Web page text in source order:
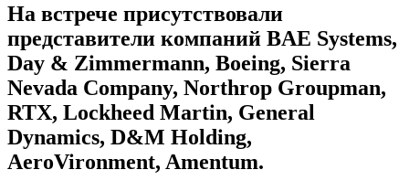
На встрече присутствовали
представители компаний BAE Systems,
Day & Zimmermann, Boeing, Sierra
Nevada Company, Northrop Groupman,
RTX, Lockheed Martin, General
Dynamics, D&M Holding,
AeroVironment, Amentum.